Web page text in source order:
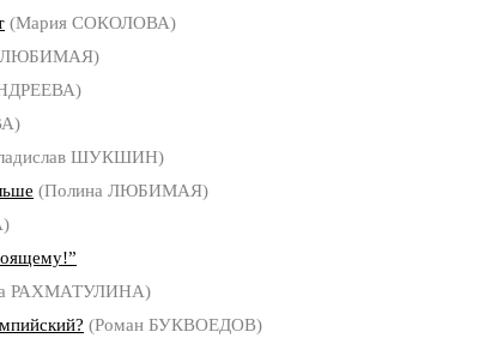
(Мария СОКОЛОВА)
ЛЮБИМАЯ)
ШУКШИН)
(Полина ЛЮБИМАЯ)
РАХМАТУЛИНА)
(Роман БУКВОЕДОВ)